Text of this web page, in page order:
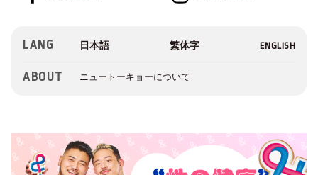
LANG
ABOUT ニュートーキョーについて